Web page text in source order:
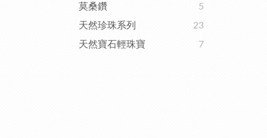
莫桑鑽
5
天然珍珠系列
23
天然寶石輕珠寶
7